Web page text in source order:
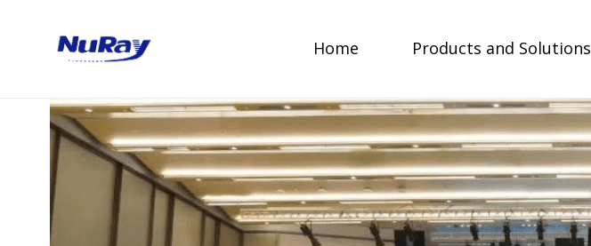
Home Products and Solutions